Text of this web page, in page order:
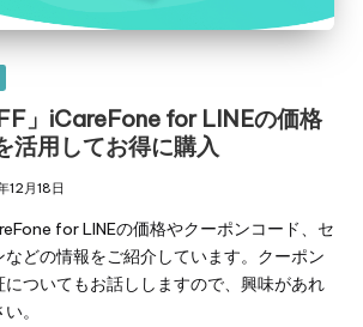
」iCareFone for LINEの価格
活用してお得に購入
12月18日
for LINEの価格やクーポンコード、セ
どの情報をご紹介しています。クーポン
ついてもお話ししますので、興味があれ
。